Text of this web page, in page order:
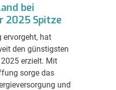
bei
2025 Spitze
ervorgeht, hat
den günstigsten
erzielt. Mit
sorge das
und